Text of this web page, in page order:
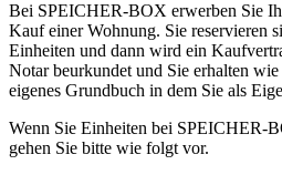
Bei SPEICHER-BOX erwerben Sie
Kauf einer Wohnung. Sie reservieren
Einheiten und dann wird ein
Notar beurkundet und Sie erhalten
eigenes Grundbuch in dem Sie als
Wenn Sie Einheiten bei SPEICHER-
gehen Sie bitte wie folgt vor.